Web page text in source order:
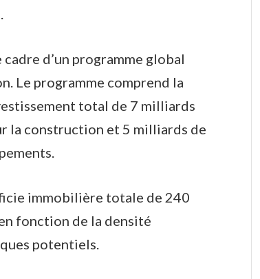
d’un programme global
Le programme comprend la
total de 7 milliards
la construction et 5 milliards de
immobilière totale de 240
fonction de la densité
potentiels.